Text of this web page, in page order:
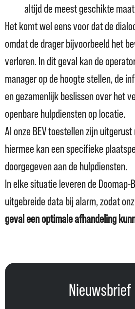
altijd de meest geschikte
Het komt wel eens voor dat de
omdat de drager bijvoorbeeld het
verloren. In dit geval kan de
manager op de hoogte stellen, de
en gezamenlijk beslissen over het
openbare hulpdiensten op locatie.
Al onze BEV toestellen zijn uitgerust
hiermee kan een specifieke
doorgegeven aan de hulpdiensten.
In elke situatie leveren de Doomap-
uitgebreide data bij alarm, zodat
geval een optimale afhandeling
Nieuwsbrief